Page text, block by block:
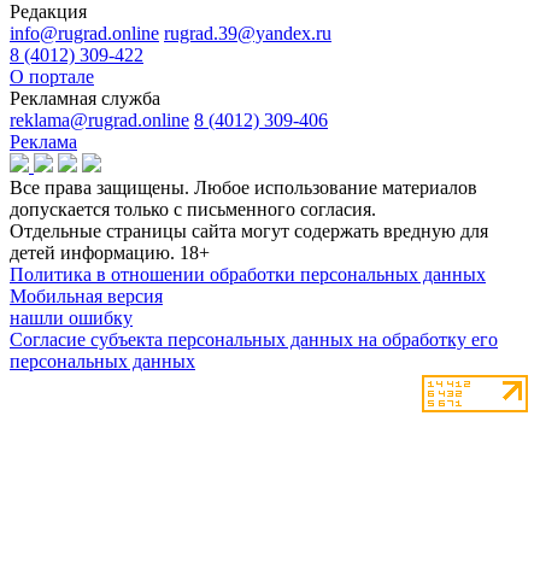
Редакция
info@rugrad.online rugrad.39@yandex.ru
8 (4012) 309-422
О портале
Рекламная служба
reklama@rugrad.online 8 (4012) 309-406
Реклама
Все права защищены. Любое использование материалов
допускается только с письменного согласия.
Отдельные страницы сайта могут содержать вредную для
детей информацию. 18+
Политика в отношении обработки персональных данных
Мобильная версия
нашли ошибку
Согласие субъекта персональных данных на обработку его
персональных данных